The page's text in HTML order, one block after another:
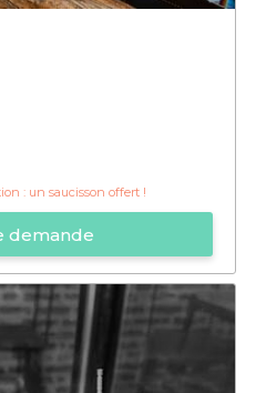
: un saucisson offert !
demande